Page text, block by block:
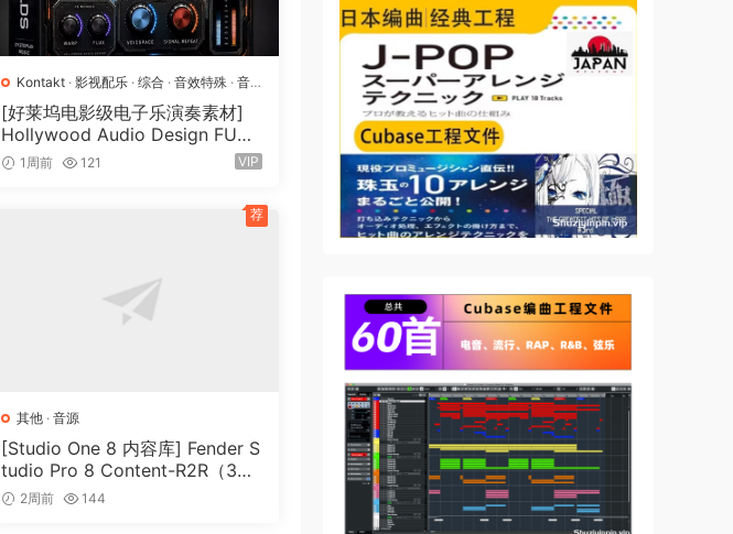
Kontakt ·影视配乐 ·综合 ·音效特殊 ·音
源
[好莱坞电影级电子乐演奏素材]
Hollywood Audio Design FUTU
RE WORLDS [KONTAKT]（2.52
1周前 121 VIP
其他 ·音源
[Studio One 8 内容库] Fender S
tudio Pro 8 Content-R2R（33.
5GB）
2周前 144
荐